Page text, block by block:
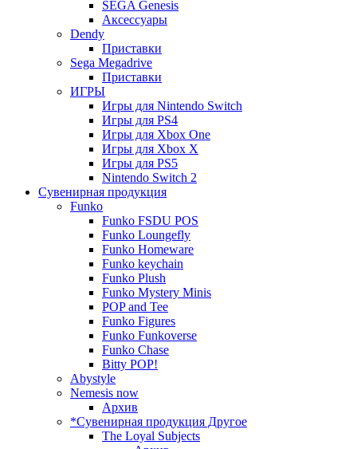
SEGA Genesis
Аксессуары
Dendy
Приставки
Sega Megadrive
Приставки
ИГРЫ
Игры для Nintendo Switch
Игры для PS4
Игры для Xbox One
Игры для Xbox X
Игры для PS5
Nintendo Switch 2
Сувенирная продукция
Funko
Funko FSDU POS
Funko Loungefly
Funko Homeware
Funko keychain
Funko Plush
Funko Mystery Minis
POP and Tee
Funko Figures
Funko Funkoverse
Funko Chase
Bitty POP!
Abystyle
Nemesis now
Архив
*Сувенирная продукция Другое
The Loyal Subjects